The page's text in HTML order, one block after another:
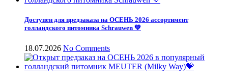
Доступен для предзаказа на ОСЕНЬ 2026 ассортимент
голландского питомника Schrauwen 💚
18.07.2026 No Comments